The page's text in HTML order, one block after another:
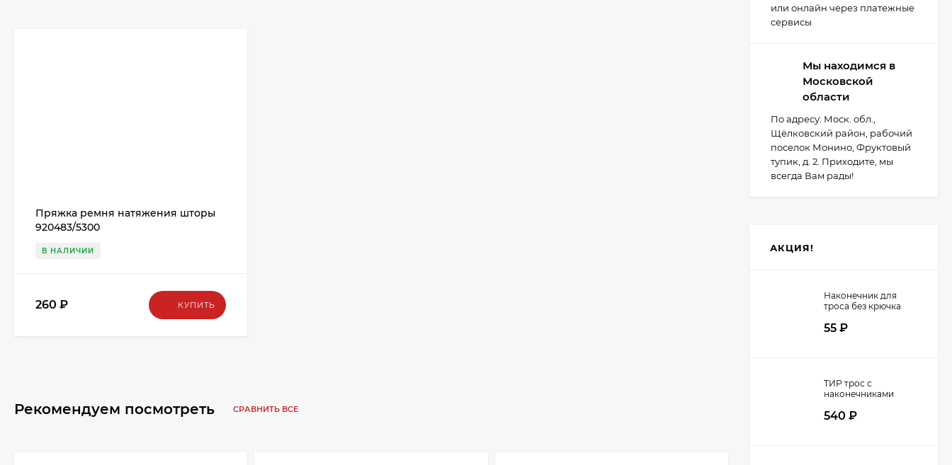
Пряжка ремня натяжения шторы
920483/5300
В НАЛИЧИИ
260 ₽ КУПИТЬ
Рекомендуем посмотреть СРАВНИТЬ ВСЕ
или онлайн через платежные
сервисы
Мы находимся в
Московской
области
По адресу: Моск. обл.,
Щёлковский район, рабочий
поселок Монино, Фруктовый
тупик, д. 2. Приходите, мы
всегда Вам рады!
АКЦИЯ!
Наконечник для
троса без крючка
55 ₽
ТИР трос с
наконечниками
540 ₽